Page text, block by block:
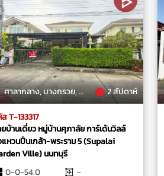
ศาลากลาง, บางกรวย, นนทบุรี 2 สัปดาห์
T-133317
บ้านเดี่ยว หมู่บ้านศุภาลัย การ์เด้นวิลล์
หวนปิ่นเกล้า-พระราม 5 (Supalai
Ville) นนทบุรี
0-0-54.0
-